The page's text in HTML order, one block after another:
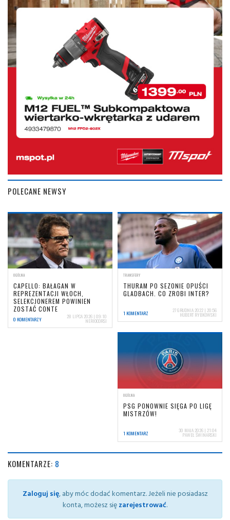
POLECANE NEWSY
OGÓLNA
CAPELLO: BAŁAGAN W
REPREZENTACJI WŁOCH,
SELEKCJONEREM POWINIEN
ZOSTAĆ CONTE
0 KOMENTARZY 28 LIPCA 2026 | 09:10
NERIOCORSI
TRANSFERY
THURAM PO SEZONIE OPUŚCI
GLADBACH. CO ZROBI INTER?
1 KOMENTARZ 27 GRUDNIA 2022 | 20:56
HUBERT RYBKOWSKI
OGÓLNA
PSG PONOWNIE SIĘGA PO LIGĘ
MISTRZÓW!
1 KOMENTARZ 30 MAJA 2026 | 21:04
PAWEŁ ŚWINARSKI
KOMENTARZE: 8
Zaloguj się, aby móc dodać komentarz. Jeżeli nie posiadasz
konta, możesz sięzarejestrować.